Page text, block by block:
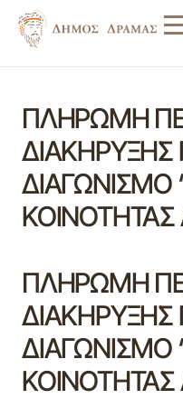
ΠΛΗΡΩΜΗ
ΔΙΑΚΗΡΥΞΗΣ
ΔΙΑΓΩΝΙΣΜΟ
ΠΛΗΡΩΜΗ
ΔΙΑΚΗΡΥΞΗΣ
ΔΙΑΓΩΝΙΣΜΟ